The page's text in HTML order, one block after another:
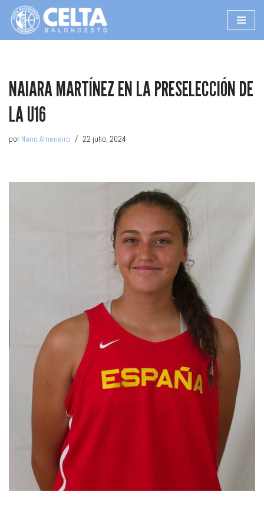
Saltar
NAIARA MARTÍNEZ EN LA PRESELECCIÓN DE
LA U16
por Nano Ameneiro 22 julio, 2024